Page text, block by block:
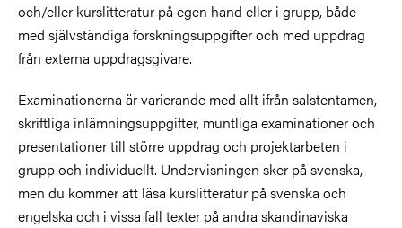
och/eller kurslitteratur på egen hand eller i grupp, både
med självständiga forskningsuppgifter och med uppdrag
från externa uppdragsgivare.
Examinationerna är varierande med allt ifrån salstentamen,
skriftliga inlämningsuppgifter, muntliga examinationer och
presentationer till större uppdrag och projektarbeten i
grupp och individuellt. Undervisningen sker på svenska,
men du kommer att läsa kurslitteratur på svenska och
engelska och i vissa fall texter på andra skandinaviska